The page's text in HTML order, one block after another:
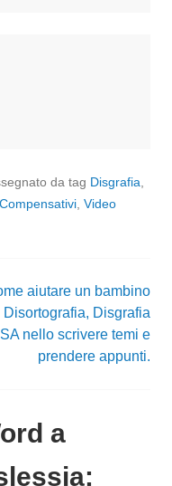
da tag Disgrafia
Video
aiutare un bambino
Disortografia, Disgrafia
nello scrivere temi e
prendere appunti.
a